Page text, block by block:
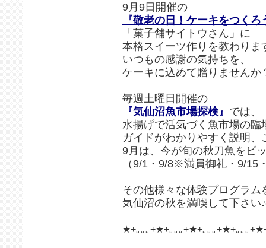
9月9日開催の
『敬老の日！ケーキをつくろ
「菓子舗サイトウさん」に
本格スイーツ作りを教わりま
いつもの感謝の気持ちを、
ケーキに込めて贈りませんか
毎週土曜日開催の
『気仙沼魚市場探検』 では、
水揚げで活気づく魚市場の臨
ガイドがわかりやすく説明、
9月は、今が旬の秋刀魚を
（9/1・9/8※満員御礼・9/15
その他様々な体験プログラ
気仙沼の秋を満喫して下さい♪
★+｡｡｡+★+｡｡｡+★+｡｡｡+★+｡｡｡